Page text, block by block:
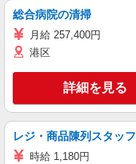
総合病院の清掃
月給 257,400円
港区
詳細を見る
レジ・商品陳列スタッフ
時給 1,180円